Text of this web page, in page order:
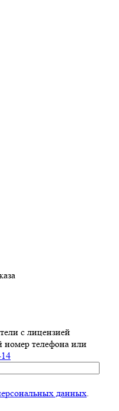
с лицензией
номер телефона или
данных.